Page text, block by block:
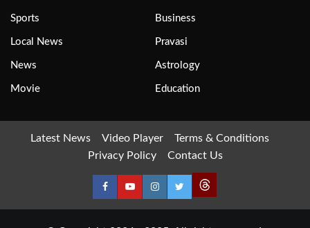
Sports Business
Local News Pravasi
News Astrology
Movie Education
Latest News Video Player
Terms & Conditions
Privacy Policy
Contact Us